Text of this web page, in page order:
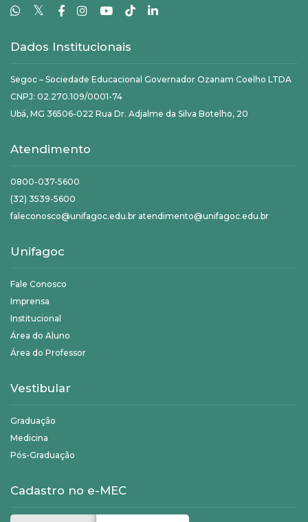
𝕏
Dados Institucionais
Segoc – Sociedade Educacional Governador Ozanam Coelho LTDA
CNPJ: 02.270.109/0001-74
Ubá, MG 36506-022 Rua Dr. Adjalme da Silva Botelho, 20
Atendimento
0800-037-5600
(32) 3539-5600
faleconosco@unifagoc.edu.br atendimento@unifagoc.edu.br
Unifagoc
Fale Conosco
Imprensa
Institucional
Área do Aluno
Área do Professor
Vestibular
Graduação
Medicina
Pós-Graduação
Cadastro no e-MEC